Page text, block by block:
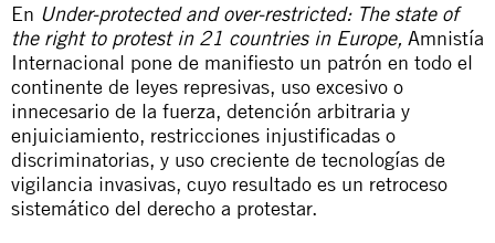
En Under-protected and over-restricted: The state of
the right to protest in 21 countries in Europe, Amnistía
Internacional pone de manifiesto un patrón en todo el
continente de leyes represivas, uso excesivo o
innecesario de la fuerza, detención arbitraria y
enjuiciamiento, restricciones injustificadas o
discriminatorias, y uso creciente de tecnologías de
vigilancia invasivas, cuyo resultado es un retroceso
sistemático del derecho a protestar.